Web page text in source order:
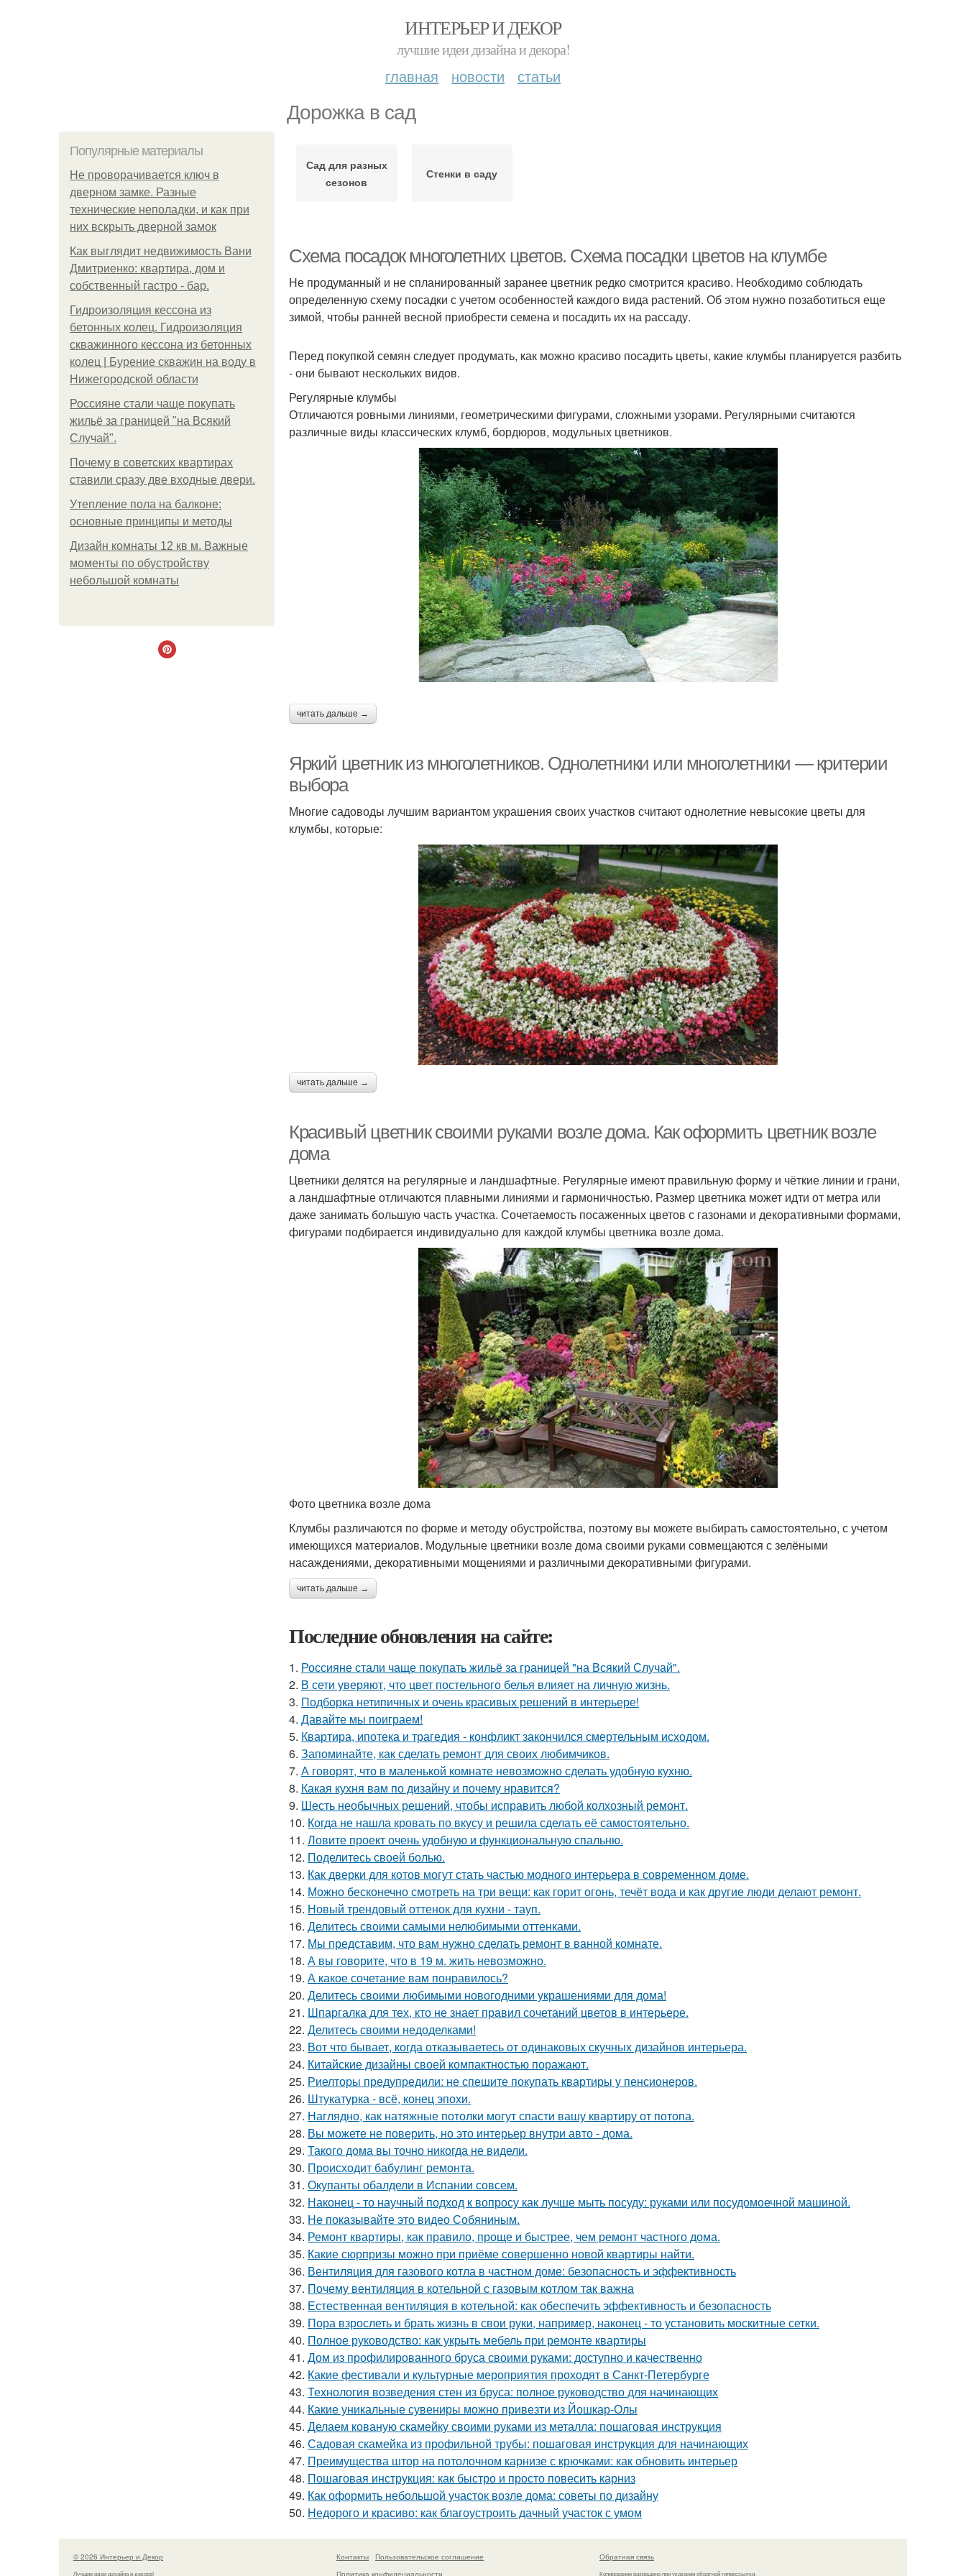
ИНТЕРЬЕР И ДЕКОР
лучшие идеи дизайна и декора!
главная новости статьи
Дорожка в сад
Популярные материалы
Не проворачивается ключ в
дверном замке. Разные
технические неполадки, и как при
них вскрыть дверной замок
Как выглядит недвижимость Вани
Дмитриенко: квартира, дом и
собственный гастро - бар.
Гидроизоляция кессона из
бетонных колец. Гидроизоляция
скважинного кессона из бетонных
колец | Бурение скважин на воду в
Нижегородской области
Россияне стали чаще покупать
жильё за границей "на Всякий
Случай".
Почему в советских квартирах
ставили сразу две входные двери.
Утепление пола на балконе:
основные принципы и методы
Дизайн комнаты 12 кв м. Важные
моменты по обустройству
небольшой комнаты
Сад для разных
сезонов
Стенки в саду
Схема посадок многолетних цветов. Схема посадки цветов на клумбе
Не продуманный и не спланированный заранее цветник редко смотрится красиво. Необходимо соблюдать
определенную схему посадки с учетом особенностей каждого вида растений. Об этом нужно позаботиться еще
зимой, чтобы ранней весной приобрести семена и посадить их на рассаду.
Перед покупкой семян следует продумать, как можно красиво посадить цветы, какие клумбы планируется разбить
- они бывают нескольких видов.
Регулярные клумбы
Отличаются ровными линиями, геометрическими фигурами, сложными узорами. Регулярными считаются
различные виды классических клумб, бордюров, модульных цветников.
читать дальше →
Яркий цветник из многолетников. Однолетники или многолетники — критерии
выбора
Многие садоводы лучшим вариантом украшения своих участков считают однолетние невысокие цветы для
клумбы, которые:
читать дальше →
Красивый цветник своими руками возле дома. Как оформить цветник возле
дома
Цветники делятся на регулярные и ландшафтные. Регулярные имеют правильную форму и чёткие линии и грани,
а ландшафтные отличаются плавными линиями и гармоничностью. Размер цветника может идти от метра или
даже занимать большую часть участка. Сочетаемость посаженных цветов с газонами и декоративными формами,
фигурами подбирается индивидуально для каждой клумбы цветника возле дома.
Фото цветника возле дома
Клумбы различаются по форме и методу обустройства, поэтому вы можете выбирать самостоятельно, с учетом
имеющихся материалов. Модульные цветники возле дома своими руками совмещаются с зелёными
насаждениями, декоративными мощениями и различными декоративными фигурами.
читать дальше →
Последние обновления на сайте:
1. Россияне стали чаще покупать жильё за границей "на Всякий Случай".
2. В сети уверяют, что цвет постельного белья влияет на личную жизнь.
3. Подборка нетипичных и очень красивых решений в интерьере!
4. Давайте мы поиграем!
5. Квартира, ипотека и трагедия - конфликт закончился смертельным исходом.
6. Запоминайте, как сделать ремонт для своих любимчиков.
7. А говорят, что в маленькой комнате невозможно сделать удобную кухню.
8. Какая кухня вам по дизайну и почему нравится?
9. Шесть необычных решений, чтобы исправить любой колхозный ремонт.
10. Когда не нашла кровать по вкусу и решила сделать её самостоятельно.
11. Ловите проект очень удобную и функциональную спальню.
12. Поделитесь своей болью.
13. Как дверки для котов могут стать частью модного интерьера в современном доме.
14. Можно бесконечно смотреть на три вещи: как горит огонь, течёт вода и как другие люди делают ремонт.
15. Новый трендовый оттенок для кухни - тауп.
16. Делитесь своими самыми нелюбимыми оттенками.
17. Мы представим, что вам нужно сделать ремонт в ванной комнате.
18. А вы говорите, что в 19 м. жить невозможно.
19. А какое сочетание вам понравилось?
20. Делитесь своими любимыми новогодними украшениями для дома!
21. Шпаргалка для тех, кто не знает правил сочетаний цветов в интерьере.
22. Делитесь своими недоделками!
23. Вот что бывает, когда отказываетесь от одинаковых скучных дизайнов интерьера.
24. Китайские дизайны своей компактностью поражают.
25. Риелторы предупредили: не спешите покупать квартиры у пенсионеров.
26. Штукатурка - всё, конец эпохи.
27. Наглядно, как натяжные потолки могут спасти вашу квартиру от потопа.
28. Вы можете не поверить, но это интерьер внутри авто - дома.
29. Такого дома вы точно никогда не видели.
30. Происходит бабулинг ремонта.
31. Окупанты обалдели в Испании совсем.
32. Наконец - то научный подход к вопросу как лучше мыть посуду: руками или посудомоечной машиной.
33. Не показывайте это видео Собяниным.
34. Ремонт квартиры, как правило, проще и быстрее, чем ремонт частного дома.
35. Какие сюрпризы можно при приёме совершенно новой квартиры найти.
36. Вентиляция для газового котла в частном доме: безопасность и эффективность
37. Почему вентиляция в котельной с газовым котлом так важна
38. Естественная вентиляция в котельной: как обеспечить эффективность и безопасность
39. Пора взрослеть и брать жизнь в свои руки, например, наконец - то установить москитные сетки.
40. Полное руководство: как укрыть мебель при ремонте квартиры
41. Дом из профилированного бруса своими руками: доступно и качественно
42. Какие фестивали и культурные мероприятия проходят в Санкт-Петербурге
43. Технология возведения стен из бруса: полное руководство для начинающих
44. Какие уникальные сувениры можно привезти из Йошкар-Олы
45. Делаем кованую скамейку своими руками из металла: пошаговая инструкция
46. Садовая скамейка из профильной трубы: пошаговая инструкция для начинающих
47. Преимущества штор на потолочном карнизе с крючками: как обновить интерьер
48. Пошаговая инструкция: как быстро и просто повесить карниз
49. Как оформить небольшой участок возле дома: советы по дизайну
50. Недорого и красиво: как благоустроить дачный участок с умом
© 2026 Интерьер и Декор
Лучшие идеи дизайна и декора!
Контакты
Пользовательское соглашение
Политика конфидециальности
Обратная связь
Копирование разрешено при указании обратной гиперссылки.